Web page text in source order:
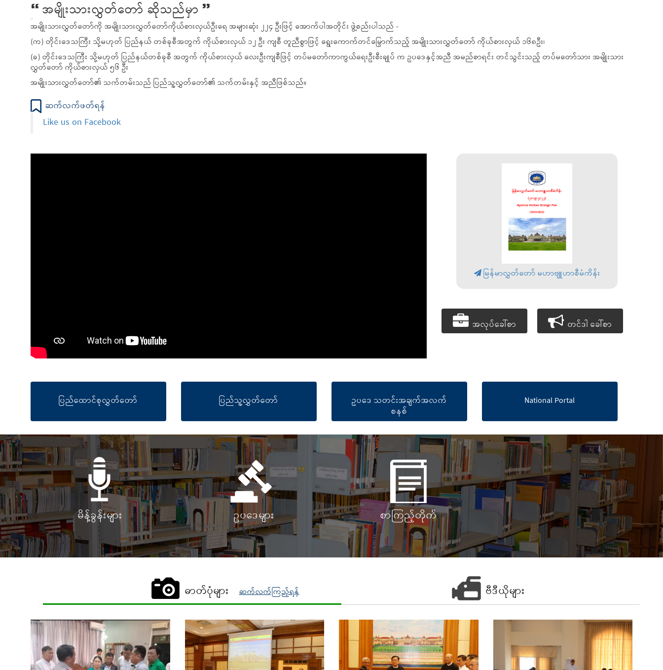
အမျိုးသားလွှတ်တော် ဆိုသည်မှာ
အမျိုးသားလွှတ်တော်ကို အမျိုးသားလွှတ်တော်ကိုယ်စားလှယ်ဦးရေ အများဆုံး ၂၂၄ ဦးဖြင့် အောက်ပါအတိုင်း ဖွဲ့စည်းပါသည် -
(က) တိုင်းဒေသကြီး သို့မဟုတ် ပြည်နယ် တစ်ခုစီအတွက် ကိုယ်စားလှယ် ၁၂ ဦး ကျစီ တူညီစွာဖြင့် ရွေးကောက်တင်မြှောက်သည့် အမျိုးသားလွှတ်တော် ကိုယ်စားလှယ် ၁၆၈ဦး၊
(ခ) တိုင်းဒေသကြီး သို့မဟုတ် ပြည်နယ်တစ်ခုစီ အတွက် ကိုယ်စားလှယ် လေးဦးကျစီဖြင့် တပ်မတော်ကာကွယ်ရေးဦးစီးချုပ် က ဥပဒေနှင့်အညီ အမည်စာရင်း တင်သွင်းသည့် တပ်မတော်သား အမျိုးသား
လွှတ်တော် ကိုယ်စားလှယ် ၅၆ ဦး
အမျိုးသားလွှတ်တော်၏ သက်တမ်းသည် ပြည်သူ့လွှတ်တော်၏ သက်တမ်းနှင့် အညီဖြစ်သည်။
ဆက်လက်ဖတ်ရန်
Like us on Facebook
မြန်မာလွှတ်တော် မဟာဗျူဟာစီမံကိန်း
အလုပ်ခေါ်စာ
များ
တင်ဒါ ခေါ်စာ
များ
ပြည်ထောင်စုလွှတ်တော် ပြည်သူ့လွှတ်တော်
ဥပဒေ သတင်းအချက်အလက်
စနစ်
National Portal
မိန့်ခွန်းများ ဥပဒေများ စာကြည့်တိုက်
ဓာတ်ပုံများ (active tab) ဗီဒီယိုများ
ဆက်လက်ကြည့်ရန်